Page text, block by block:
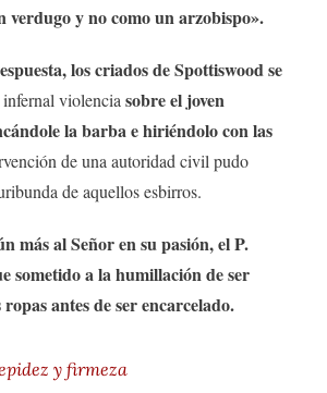
verdugo y no como un arzobispo».
los criados de Spottiswood se
violencia sobre el joven
la barba e hiriéndolo con las
de una autoridad civil pudo
de aquellos esbirros.
más al Señor en su pasión, el P.
sometido a la humillación de ser
antes de ser encarcelado.
y firmeza